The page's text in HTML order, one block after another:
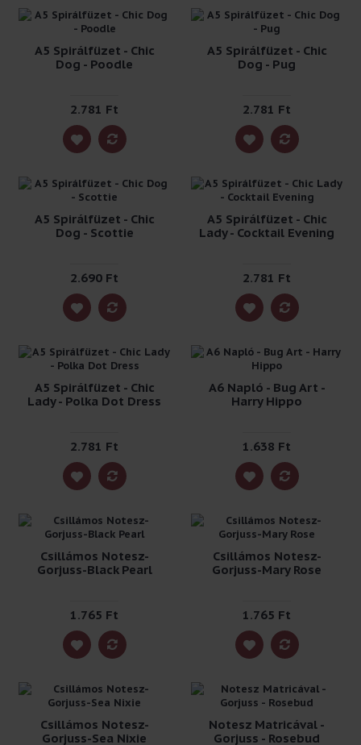
A5 Spirálfüzet - Chic
Dog - Poodle
2.781 Ft
A5 Spirálfüzet - Chic
Dog - Pug
2.781 Ft
A5 Spirálfüzet - Chic
Dog - Scottie
2.690 Ft
A5 Spirálfüzet - Chic
Lady - Cocktail Evening
2.781 Ft
A5 Spirálfüzet - Chic
Lady - Polka Dot Dress
2.781 Ft
A6 Napló - Bug Art -
Harry Hippo
1.638 Ft
Csillámos Notesz-
Gorjuss-Black Pearl
1.765 Ft
Csillámos Notesz-
Gorjuss-Mary Rose
1.765 Ft
Csillámos Notesz-
Gorjuss-Sea Nixie
Notesz Matricával -
Gorjuss - Rosebud